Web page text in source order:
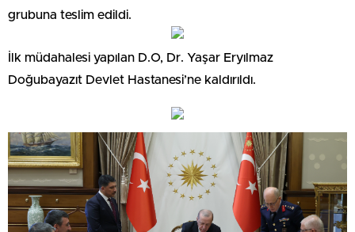
grubuna teslim edildi.
İlk müdahalesi yapılan D.O, Dr. Yaşar Eryılmaz
Doğubayazıt Devlet Hastanesi’ne kaldırıldı.